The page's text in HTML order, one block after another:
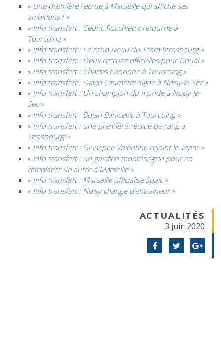
« Une première recrue à Marseille qui affiche ses
ambitions ! »
« Info transfert : Cédric Rocchietta retourne à
Tourcoing »
« Info transfert : Le renouveau du Team Strasbourg »
« Info transfert : Deux recrues officielles pour Douai »
« Info transfert : Charles Canonne à Tourcoing »
« Info transfert : David Caumette signe à Noisy-le-Sec»
« Info transfert : Un champion du monde à Noisy-le-
Sec »
« Info transfert : Bojan Banicevic à Tourcoing »
« Info transfert : une première recrue de rang à
Strasbourg »
« Info transfert : Giuseppe Valentino rejoint le Team »
« Info transfert : un gardien monténégrin pour en
remplacer un autre à Marseille »
« Info transfert : Marseille officialise Spaic »
« Info transfert : Noisy change d’entraineur »
ACTUALITÉS
3 juin 2020